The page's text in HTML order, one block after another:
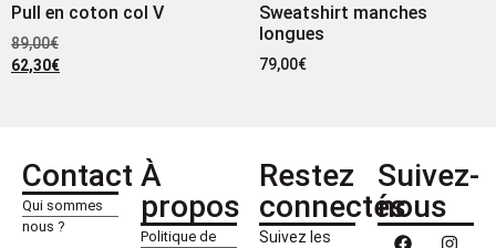
Pull en coton col V
89,00€
62,30€
Sweatshirt manches
longues
79,00€
Contact
Qui sommes
nous ?
À
propos
Politique de
Restez
connectés
Suivez les
Suivez-
nous